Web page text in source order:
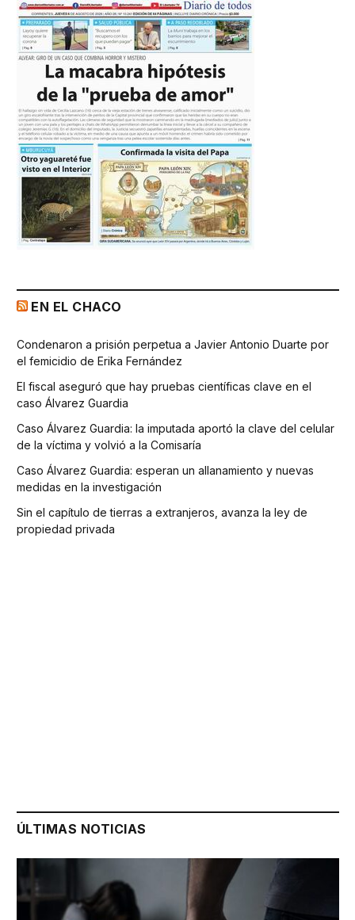
EN EL CHACO
Condenaron a prisión perpetua a Javier Antonio Duarte por
el femicidio de Erika Fernández
El fiscal aseguró que hay pruebas científicas clave en el
caso Álvarez Guardia
Caso Álvarez Guardia: la imputada aportó la clave del celular
de la víctima y volvió a la Comisaría
Caso Álvarez Guardia: esperan un allanamiento y nuevas
medidas en la investigación
Sin el capítulo de tierras a extranjeros, avanza la ley de
propiedad privada
ÚLTIMAS NOTICIAS